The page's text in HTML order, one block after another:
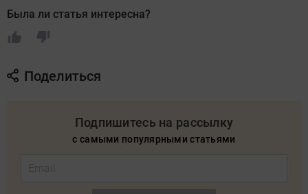
Была ли статья интересна?
Поделиться
Подпишитесь на рассылку
с самыми популярными статьями